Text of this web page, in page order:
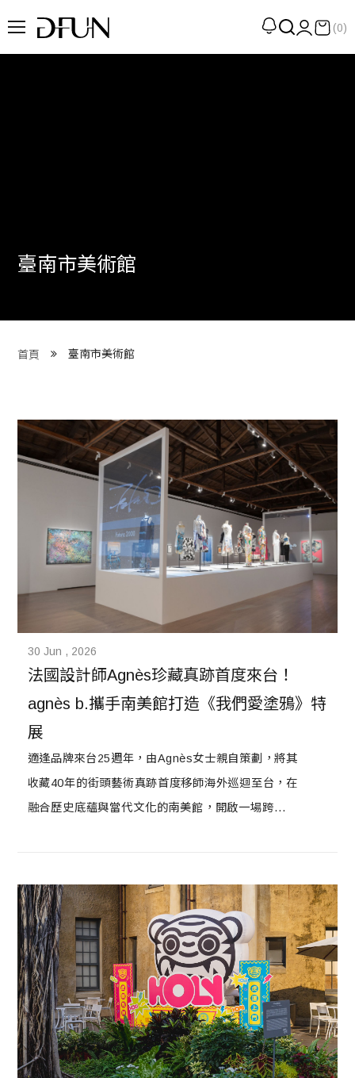
展
們 About DFUN
藏 Cover Archives
團 Square Rich
們 Contact Us
(0)
臺南市美術館
首頁 臺南市美術館
30 Jun , 2026
法國設計師Agnès珍藏真跡首度來台！
agnès b.攜手南美館打造《我們愛塗鴉》特
展
適逢品牌來台25週年，由Agnès女士親自策劃，將其
收藏40年的街頭藝術真跡首度移師海外巡迴至台，在
融合歷史底蘊與當代文化的南美館，開啟一場跨越世